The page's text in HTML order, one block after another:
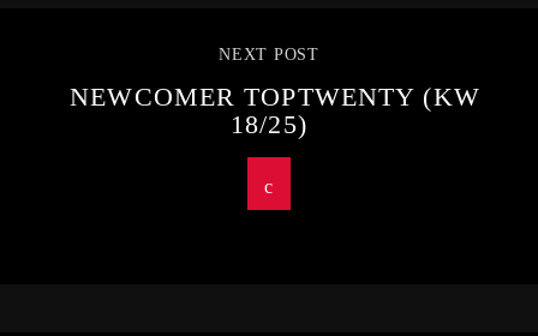
NEXT POST
NEWCOMER TOPTWENTY (KW
18/25)